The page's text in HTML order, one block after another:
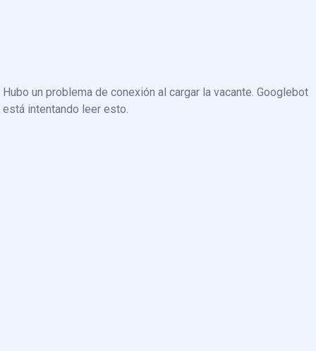
Hubo un problema de conexión al cargar la vacante. Googlebot
está intentando leer esto.